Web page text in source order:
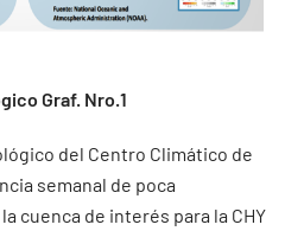
Graf. Nro.1
del Centro Climático de
semanal de poca
cuenca de interés para la CHY